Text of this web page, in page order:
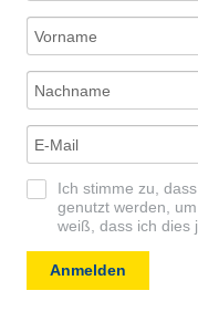
Ich stimme zu,
genutzt werden,
weiß, dass ich dies
Anmelden